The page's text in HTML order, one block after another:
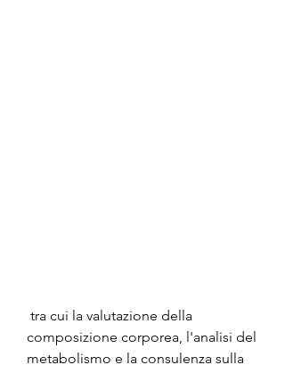
composizione corporea, l'analisi del
metabolismo e la consulenza sulla